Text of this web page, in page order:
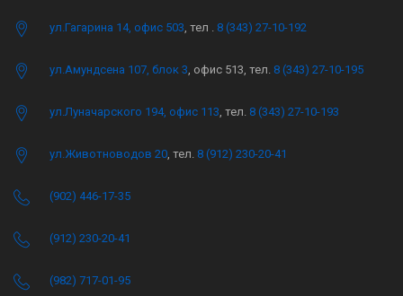
ул.Гагарина 14, офис 503 , тел . 8 (343) 27-10-192
ул.Амундсена 107, блок 3 , офис 513, тел. 8 (343) 27-10-195
ул.Луначарского 194, офис 113 , тел. 8 (343) 27-10-193
ул.Животноводов 20 , тел. 8 (912) 230-20-41
(902) 446-17-35
(912) 230-20-41
(982) 717-01-95